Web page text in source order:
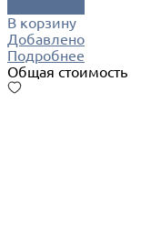
В корзину
Добавлено
Подробнее
Общая стоимость